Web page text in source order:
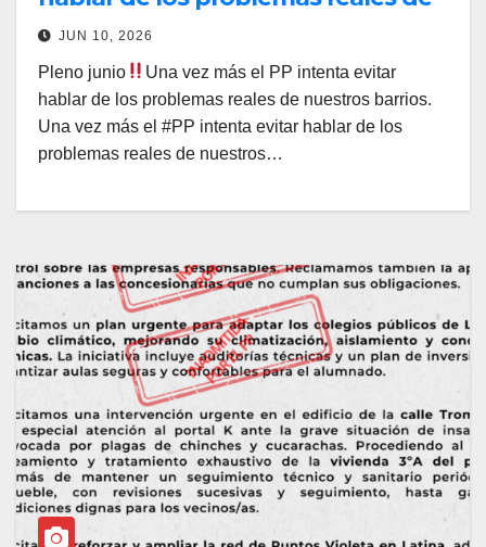
nuestros barrios.
JUN 10, 2026
Pleno junio
Una vez más el PP intenta evitar
hablar de los problemas reales de nuestros barrios.
Una vez más el #PP intenta evitar hablar de los
problemas reales de nuestros…